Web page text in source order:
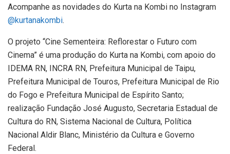
Acompanhe as novidades do Kurta na Kombi no Instagram
@kurtanakombi.
O projeto “Cine Sementeira: Reflorestar o Futuro com
Cinema” é uma produção do Kurta na Kombi, com apoio do
IDEMA RN, INCRA RN, Prefeitura Municipal de Taipu,
Prefeitura Municipal de Touros, Prefeitura Municipal de Rio
do Fogo e Prefeitura Municipal de Espírito Santo;
realização Fundação José Augusto, Secretaria Estadual de
Cultura do RN, Sistema Nacional de Cultura, Política
Nacional Aldir Blanc, Ministério da Cultura e Governo
Federal.